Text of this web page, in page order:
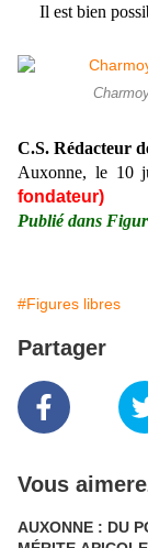
Il est bien
C.S. Rédacteur
Auxonne, le 10
fondateur)
Publié dans
#Figures libres
Partager
Vous
AUXONNE : DU